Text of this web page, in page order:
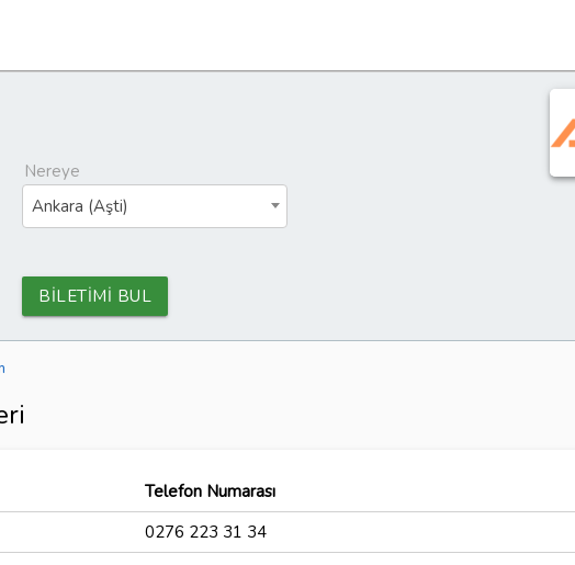
Nereye
Ankara (Aşti)
BİLETİMİ BUL
Telefon Numarası
0276 223 31 34